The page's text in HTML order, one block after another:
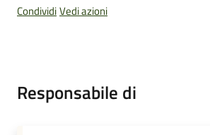
e
CondividiVedi azioni
Responsabile di